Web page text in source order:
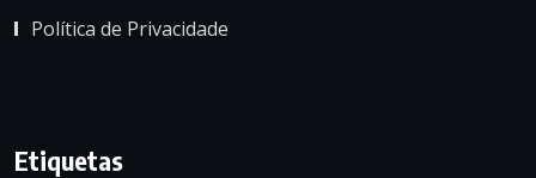
Política de Privacidade
Etiquetas